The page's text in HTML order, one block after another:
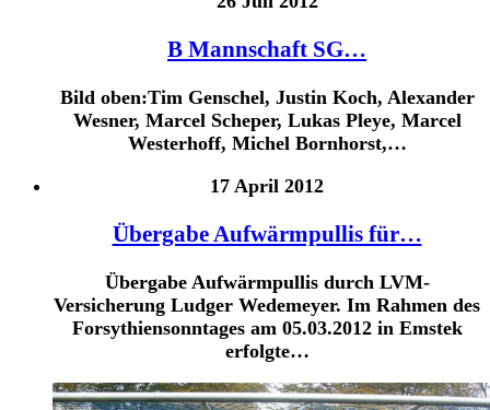
B Mannschaft SG…
Bild oben:Tim Genschel, Justin Koch, Alexander
Wesner, Marcel Scheper, Lukas Pleye, Marcel
Westerhoff, Michel Bornhorst,…
17 April 2012
Übergabe Aufwärmpullis für…
Übergabe Aufwärmpullis durch LVM-
Versicherung Ludger Wedemeyer. Im Rahmen des
Forsythiensonntages am 05.03.2012 in Emstek
erfolgte…